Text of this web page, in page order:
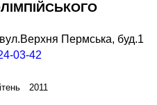
Пермська, буд.1
03-42
2011